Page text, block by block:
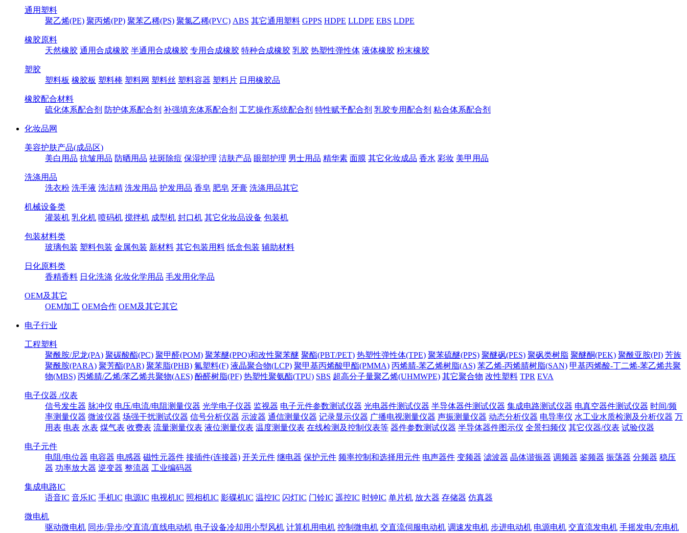
通用塑料
聚乙烯(PE) 聚丙烯(PP) 聚苯乙稀(PS) 聚氯乙稀(PVC) ABS 其它通用塑料 GPPS HDPE LLDPE EBS LDPE
橡胶原料
天然橡胶 通用合成橡胶 半通用合成橡胶 专用合成橡胶 特种合成橡胶 乳胶 热塑性弹性体 液体橡胶 粉末橡胶
塑胶
塑料板 橡胶板 塑料棒 塑料网 塑料丝 塑料容器 塑料片 日用橡胶品
橡胶配合材料
硫化体系配合剂 防护体系配合剂 补强填充体系配合剂 工艺操作系统配合剂 特性赋予配合剂 乳胶专用配合剂 粘合体系配合剂
化妆品网
美容护肤产品(成品区)
美白用品 抗皱用品 防晒用品 祛斑除痘 保湿护理 洁肤产品 眼部护理 男士用品 精华素 面膜 其它化妆成品 香水 彩妆 美甲用品
洗涤用品
洗衣粉 洗手液 洗洁精 洗发用品 护发用品 香皂 肥皂 牙膏 洗涤用品其它
机械设备类
灌装机 乳化机 喷码机 搅拌机 成型机 封口机 其它化妆品设备 包装机
包装材料类
玻璃包装 塑料包装 金属包装 新材料 其它包装用料 纸盒包装 辅助材料
日化原料类
香精香料 日化洗涤 化妆化学用品 毛发用化学品
OEM及其它
OEM加工 OEM合作 OEM及其它其它
电子行业
工程塑料
聚酰胺/尼龙(PA) 聚碳酸酯(PC) 聚甲醛(POM) 聚苯醚(PPO)和改性聚苯醚 聚酯(PBT/PET) 热塑性弹性体(TPE) 聚苯硫醚(PPS) 聚醚砜(PES) 聚砜类树脂 聚醚酮(PEK) 聚酰亚胺(PI) 芳族
聚酰胺(PARA) 聚芳酯(PAR) 聚苯脂(PHB) 氟塑料(F) 液晶聚合物(LCP) 聚甲基丙烯酸甲酯(PMMA) 丙烯腈-苯乙烯树脂(AS) 苯乙烯-丙烯腈树脂(SAN) 甲基丙烯酸-丁二烯-苯乙烯共聚
物(MBS) 丙烯腈/乙烯/苯乙烯共聚物(AES) 酚醛树脂(PF) 热塑性聚氨酯(TPU) SBS 超高分子量聚乙烯(UHMWPE) 其它聚合物 改性塑料 TPR EVA
电子仪器 /仪表
信号发生器 脉冲仪 电压/电流/电阻测量仪器 光学电子仪器 监视器 电子元件参数测试仪器 光电器件测试仪器 半导体器件测试仪器 集成电路测试仪器 电真空器件测试仪器 时间/频
率测量仪器 微波仪器 场强干扰测试仪器 信号分析仪器 示波器 通信测量仪器 记录显示仪器 广播电视测量仪器 声振测量仪器 动态分析仪器 电导率仪 水工业水质检测及分析仪器 万
用表 电表 水表 煤气表 收费表 流量测量仪表 液位测量仪表 温度测量仪表 在线检测及控制仪表等 器件参数测试仪器 半导体器件图示仪 全景扫频仪 其它仪器/仪表 试验仪器
电子元件
电阻/电位器 电容器 电感器 磁性元器件 接插件(连接器) 开关元件 继电器 保护元件 频率控制和选择用元件 电声器件 变频器 滤波器 晶体谐振器 调频器 鉴频器 振荡器 分频器 稳压
器 功率放大器 逆变器 整流器 工业编码器
集成电路IC
语音IC 音乐IC 手机IC 电源IC 电视机IC 照相机IC 影碟机IC 温控IC 闪灯IC 门铃IC 遥控IC 时钟IC 单片机 放大器 存储器 仿真器
微电机
驱动微电机 同步/异步/交直流/直线电动机 电子设备冷却用小型风机 计算机用电机 控制微电机 交直流伺服电动机 调速发电机 步进电动机 电源电机 交直流发电机 手摇发电/充电机